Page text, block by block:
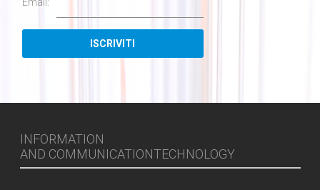
Email:
INFORMATION
AND COMMUNICATIONTECHNOLOGY